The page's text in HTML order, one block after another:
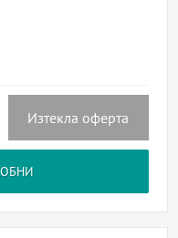
Изтекла оферта